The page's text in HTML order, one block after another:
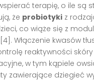
terapię, o ile są
że probiotyki z
co wiąże się z
Włączenie kwasów
reaktywności
w tym kąpiele
zawierające dziegieć